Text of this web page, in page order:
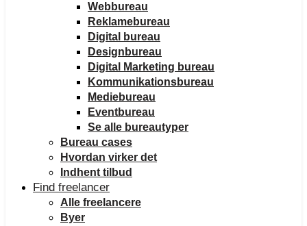
Webbureau
Reklamebureau
Digital bureau
Designbureau
Digital Marketing bureau
Kommunikationsbureau
Mediebureau
Eventbureau
Se alle bureautyper
Bureau cases
Hvordan virker det
Indhent tilbud
Find freelancer
Alle freelancere
Byer